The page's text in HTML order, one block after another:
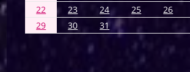
22
23 24 25 26
29
30 31